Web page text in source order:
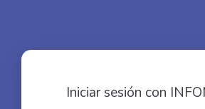
Iniciar sesión con